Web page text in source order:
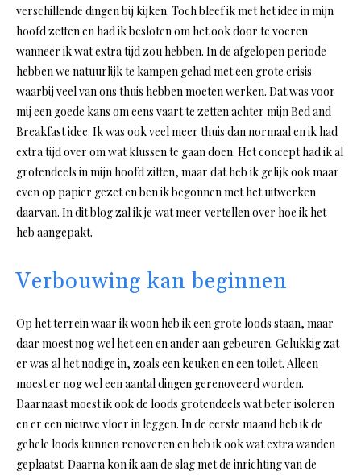
verschillende dingen bij kijken. Toch bleef ik met het idee in mijn
hoofd zetten en had ik besloten om het ook door te voeren
wanneer ik wat extra tijd zou hebben. In de afgelopen periode
hebben we natuurlijk te kampen gehad met een grote crisis
waarbij veel van ons thuis hebben moeten werken. Dat was voor
mij een goede kans om eens vaart te zetten achter mijn Bed and
Breakfast idee. Ik was ook veel meer thuis dan normaal en ik had
extra tijd over om wat klussen te gaan doen. Het concept had ik al
grotendeels in mijn hoofd zitten, maar dat heb ik gelijk ook maar
even op papier gezet en ben ik begonnen met het uitwerken
daarvan. In dit blog zal ik je wat meer vertellen over hoe ik het
heb aangepakt.
Verbouwing kan beginnen
Op het terrein waar ik woon heb ik een grote loods staan, maar
daar moest nog wel het een en ander aan gebeuren. Gelukkig zat
er was al het nodige in, zoals een keuken en een toilet. Alleen
moest er nog wel een aantal dingen gerenoveerd worden.
Daarnaast moest ik ook de loods grotendeels wat beter isoleren
en er een nieuwe vloer in leggen. In de eerste maand heb ik de
gehele loods kunnen renoveren en heb ik ook wat extra wanden
geplaatst. Daarna kon ik aan de slag met de inrichting van de